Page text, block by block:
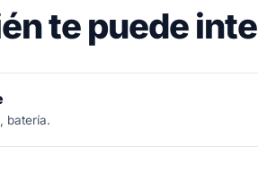
te puede
batería.